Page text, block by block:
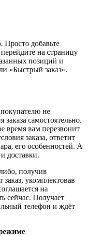
Просто добавьте
на страницу
позиций и
«Быстрый заказ».
не
самостоятельно.
время вам перезвонит
заказа, ответит
его особенностей. А
доставки.
получив
заказ, укомплектовав
на
сейчас. Получает
телефон и ждёт